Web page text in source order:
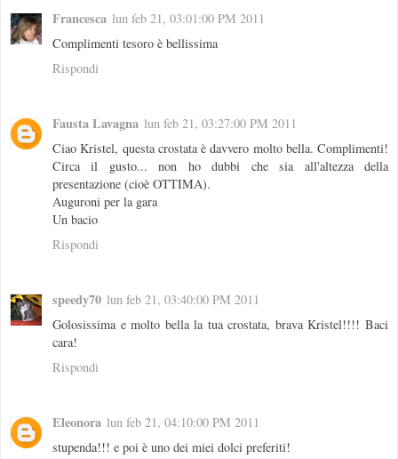
Francesca lun feb 21, 03:01:00 PM 2011
Complimenti tesoro è bellissima
Rispondi
Fausta Lavagna lun feb 21, 03:27:00 PM 2011
Ciao Kristel, questa crostata è davvero molto bella. Complimenti!
Circa il gusto... non ho dubbi che sia all'altezza della
presentazione (cioè OTTIMA).
Auguroni per la gara
Un bacio
Rispondi
speedy70 lun feb 21, 03:40:00 PM 2011
Golosissima e molto bella la tua crostata, brava Kristel!!!! Baci
cara!
Rispondi
Eleonora lun feb 21, 04:10:00 PM 2011
stupenda!!! e poi è uno dei miei dolci preferiti!